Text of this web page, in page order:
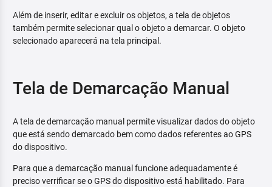
Além de inserir, editar e excluir os objetos, a tela de objetos
também permite selecionar qual o objeto a demarcar. O objeto
selecionado aparecerá na tela principal.
Tela de Demarcação Manual
A tela de demarcação manual permite visualizar dados do objeto
que está sendo demarcado bem como dados referentes ao GPS
do dispositivo.
Para que a demarcação manual funcione adequadamente é
preciso verrificar se o GPS do dispositivo está habilitado. Para